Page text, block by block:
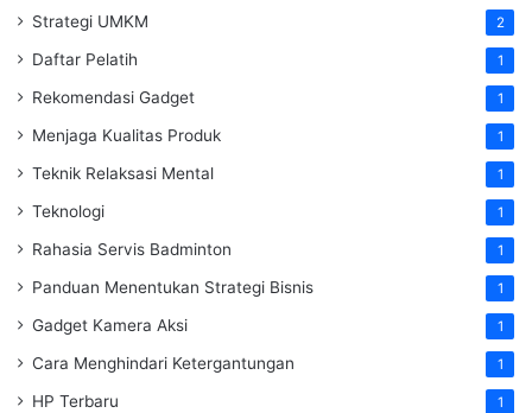
Strategi UMKM 2
Daftar Pelatih 1
Rekomendasi Gadget 1
Menjaga Kualitas Produk 1
Teknik Relaksasi Mental 1
Teknologi 1
Rahasia Servis Badminton 1
Panduan Menentukan Strategi Bisnis 1
Gadget Kamera Aksi 1
Cara Menghindari Ketergantungan 1
HP Terbaru 1